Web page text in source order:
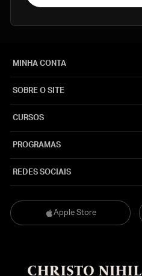
Apple Store
MINHA CONTA
SOBRE O SITE
CURSOS
PROGRAMAS
REDES SOCIAIS